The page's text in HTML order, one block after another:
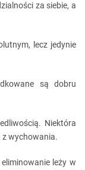
za siebie, a
lecz jedynie
są dobru
Niektóra
z wychowania.
leży w